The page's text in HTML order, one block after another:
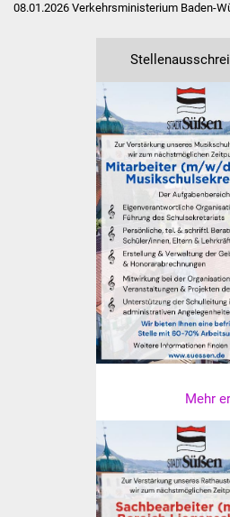
08.01.2026 Verkehrsministerium Baden-
Mehr